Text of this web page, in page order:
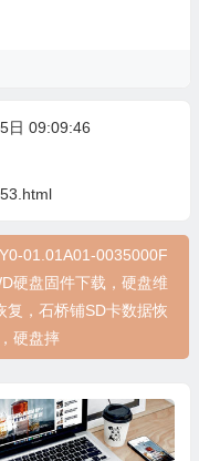
日 09:09:46
01.01A01-0035000F
硬盘固件下载，硬盘维
复，石桥铺SD卡数据恢
硬盘摔